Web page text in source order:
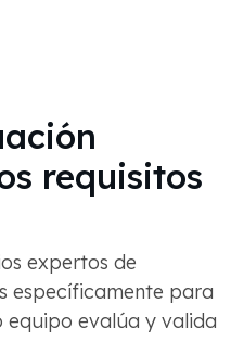
requisitos
expertos de
específicamente para
equipo evalúa y valida